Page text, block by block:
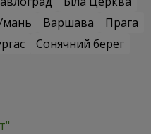
Варшава
Прага
Сонячний берег